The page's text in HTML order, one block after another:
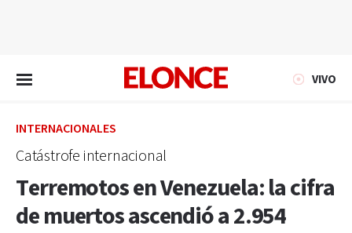
VIVO
INTERNACIONALES
Catástrofe internacional
Terremotos en Venezuela: la cifra
de muertos ascendió a 2.954